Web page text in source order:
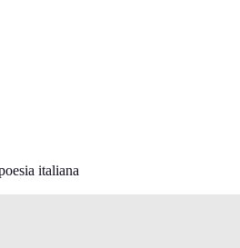
italiana